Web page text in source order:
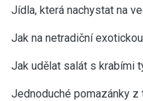
Jídla, která nachystat na
Jak na netradiční
Jak udělat salát s krabími
Jednoduché pomazánky z